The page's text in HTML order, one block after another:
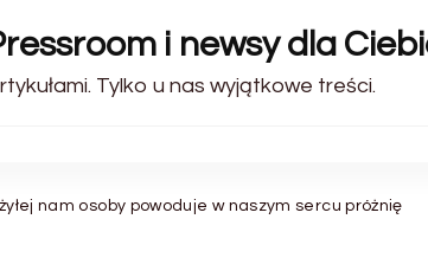
i newsy dla
Tylko u nas wyjątkowe treści.
nam osoby powoduje w naszym sercu próżnię